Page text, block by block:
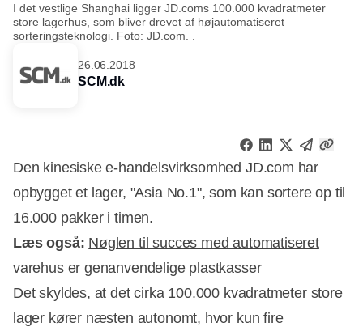
I det vestlige Shanghai ligger JD.coms 100.000 kvadratmeter
store lagerhus, som bliver drevet af højautomatiseret
sorteringsteknologi. Foto: JD.com. .
26.06.2018
SCM.dk
Den kinesiske e-handelsvirksomhed JD.com har
opbygget et lager, "Asia No.1", som kan sortere op til
16.000 pakker i timen.
Læs også: Nøglen til succes med automatiseret
varehus er genanvendelige plastkasser
Det skyldes, at det cirka 100.000 kvadratmeter store
lager kører næsten autonomt, hvor kun fire